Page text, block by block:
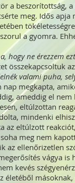
a beszorítottság,
meg. Idős
a gyomra.
hogy ne érezzem
összekapcsoltuk
valami puha,
megkapta,
ameddig el
eltúlzottan
mindenki
az eltúlzott
meg nem
az ellenőrizetlen
vágya
kevés